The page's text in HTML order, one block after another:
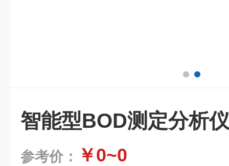
智能型BOD测定分析仪
参考价： ￥0~0